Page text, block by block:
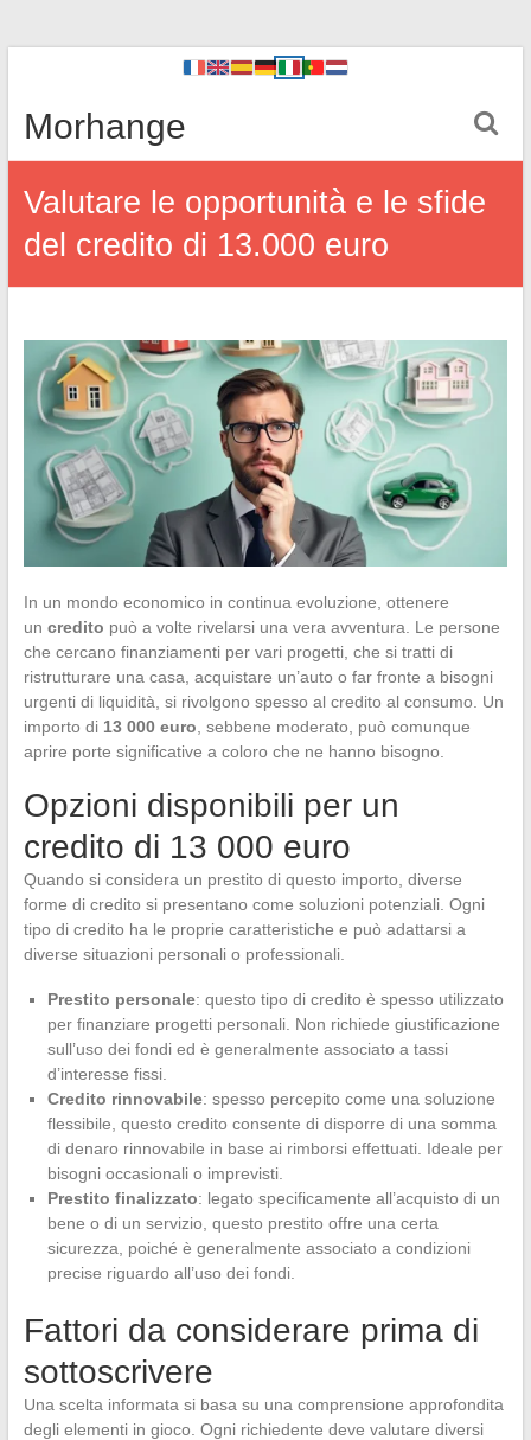
Morhange
Valutare le opportunità e le sfide
del credito di 13.000 euro
In un mondo economico in continua evoluzione, ottenere
un credito può a volte rivelarsi una vera avventura. Le persone
che cercano finanziamenti per vari progetti, che si tratti di
ristrutturare una casa, acquistare un’auto o far fronte a bisogni
urgenti di liquidità, si rivolgono spesso al credito al consumo. Un
importo di 13 000 euro , sebbene moderato, può comunque
aprire porte significative a coloro che ne hanno bisogno.
Opzioni disponibili per un
credito di 13 000 euro
Quando si considera un prestito di questo importo, diverse
forme di credito si presentano come soluzioni potenziali. Ogni
tipo di credito ha le proprie caratteristiche e può adattarsi a
diverse situazioni personali o professionali.
Prestito personale: questo tipo di credito è spesso utilizzato
per finanziare progetti personali. Non richiede giustificazione
sull’uso dei fondi ed è generalmente associato a tassi
d’interesse fissi.
Credito rinnovabile: spesso percepito come una soluzione
flessibile, questo credito consente di disporre di una somma
di denaro rinnovabile in base ai rimborsi effettuati. Ideale per
bisogni occasionali o imprevisti.
Prestito finalizzato: legato specificamente all’acquisto di un
bene o di un servizio, questo prestito offre una certa
sicurezza, poiché è generalmente associato a condizioni
precise riguardo all’uso dei fondi.
Fattori da considerare prima di
sottoscrivere
Una scelta informata si basa su una comprensione approfondita
degli elementi in gioco. Ogni richiedente deve valutare diversi